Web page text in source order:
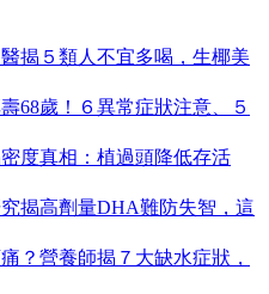
揭５類人不宜多喝，生椰美
68歲！６異常症狀注意、５
度真相：植過頭降低存活
揭高劑量DHA難防失智，這
？營養師揭７大缺水症狀，